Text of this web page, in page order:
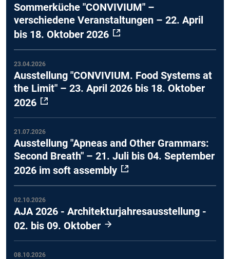
Sommerküche "CONVIVIUM" –
verschiedene Veranstaltungen – 22. April
bis 18. Oktober 2026
23.04.2026
Ausstellung "CONVIVIUM. Food Systems at
the Limit" – 23. April 2026 bis 18. Oktober
2026
21.07.2026
Ausstellung "Apneas and Other Grammars:
Second Breath" – 21. Juli bis 04. September
2026 im soft assembly
02.10.2026
AJA 2026 - Architekturjahresausstellung -
02. bis 09. Oktober
08.10.2026